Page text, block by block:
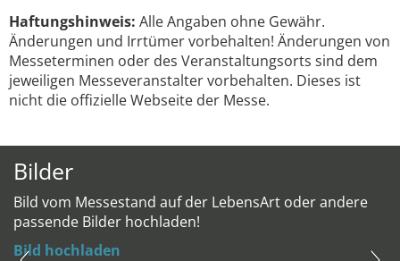
Haftungshinweis: Alle Angaben ohne Gewähr.
Änderungen und Irrtümer vorbehalten! Änderungen von
Messeterminen oder des Veranstaltungsorts sind dem
jeweiligen Messeveranstalter vorbehalten. Dieses ist
nicht die offizielle Webseite der Messe.
Bilder
Bild vom Messestand auf der LebensArt oder andere
passende Bilder hochladen!
Bild hochladen